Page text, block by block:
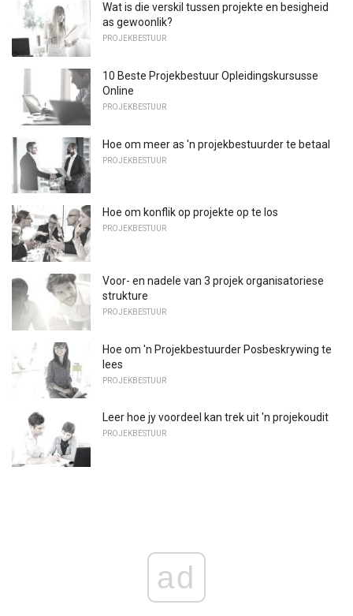
Wat is die verskil tussen projekte en besigheid
as gewoonlik?
PROJEKBESTUUR
10 Beste Projekbestuur Opleidingskursusse
Online
PROJEKBESTUUR
Hoe om meer as 'n projekbestuurder te betaal
PROJEKBESTUUR
Hoe om konflik op projekte op te los
PROJEKBESTUUR
Voor- en nadele van 3 projek organisatoriese
strukture
PROJEKBESTUUR
Hoe om 'n Projekbestuurder Posbeskrywing te
lees
PROJEKBESTUUR
Leer hoe jy voordeel kan trek uit 'n projekoudit
PROJEKBESTUUR
ad